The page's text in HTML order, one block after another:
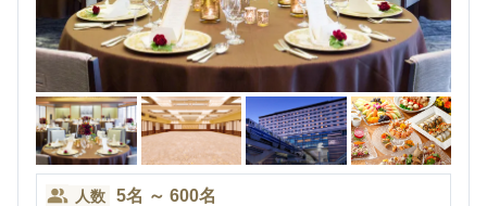
人数 5名 ～ 600名